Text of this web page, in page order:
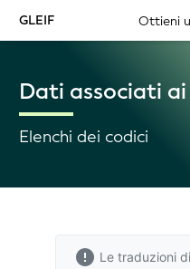
GLEIF Ottieni
Dati associati ai
Elenchi dei codici
Le traduzioni